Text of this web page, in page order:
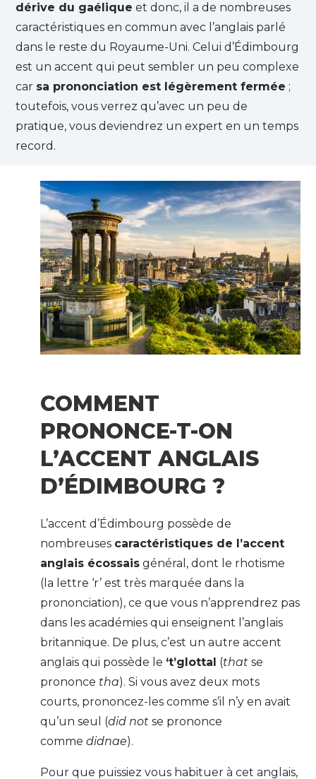
dérive du gaélique et donc, il a de nombreuses
caractéristiques en commun avec l’anglais parlé
dans le reste du Royaume-Uni. Celui d’Édimbourg
est un accent qui peut sembler un peu complexe
car sa prononciation est légèrement fermée ;
toutefois, vous verrez qu’avec un peu de
pratique, vous deviendrez un expert en un temps
record.
COMMENT
PRONONCE-T-ON
L’ACCENT ANGLAIS
D’ÉDIMBOURG ?
L’accent d’Édimbourg possède de
nombreuses caractéristiques de l’accent
anglais écossais général, dont le rhotisme
(la lettre ‘r’ est très marquée dans la
prononciation), ce que vous n’apprendrez pas
dans les académies qui enseignent l’anglais
britannique. De plus, c’est un autre accent
anglais qui possède le ‘t’glottal (that se
prononce tha). Si vous avez deux mots
courts, prononcez-les comme s’il n’y en avait
qu’un seul (did not se prononce
comme didnae).
Pour que puissiez vous habituer à cet anglais,